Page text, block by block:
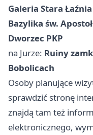
Galeria Stara Łaźnia
Bazylika św.
Dworzec PKP
na Jurze: Ruiny
Bobolicach
Osoby planujące
sprawdzić stronę
znajdą tam też
elektronicznego,